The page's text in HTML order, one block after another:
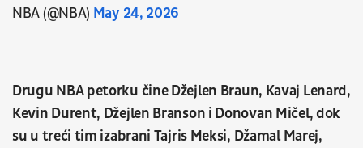
NBA (@NBA) May 24, 2026
Drugu NBA petorku čine Džejlen Braun, Kavaj Lenard,
Kevin Durent, Džejlen Branson i Donovan Mičel, dok
su u treći tim izabrani Tajris Meksi, Džamal Marej,